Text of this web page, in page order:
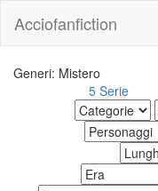
Acciofanfiction
Generi: Mistero
5 Serie